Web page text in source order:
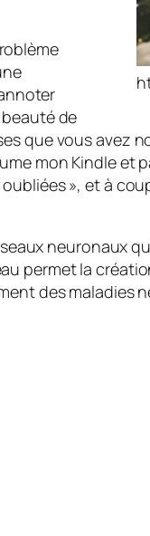
de
que vous avez
mon Kindle et
», et à
neuronaux
permet la
des maladies